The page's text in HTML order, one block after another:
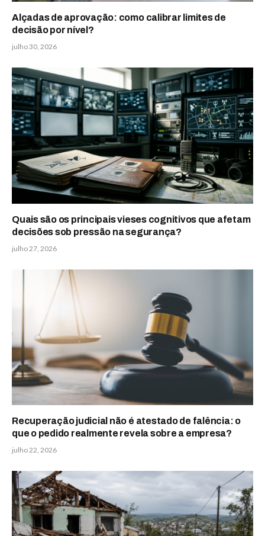
Alçadas de aprovação: como calibrar limites de
decisão por nível?
julho 30, 2026
Quais são os principais vieses cognitivos que afetam
decisões sob pressão na segurança?
julho 27, 2026
Recuperação judicial não é atestado de falência: o
que o pedido realmente revela sobre a empresa?
julho 22, 2026